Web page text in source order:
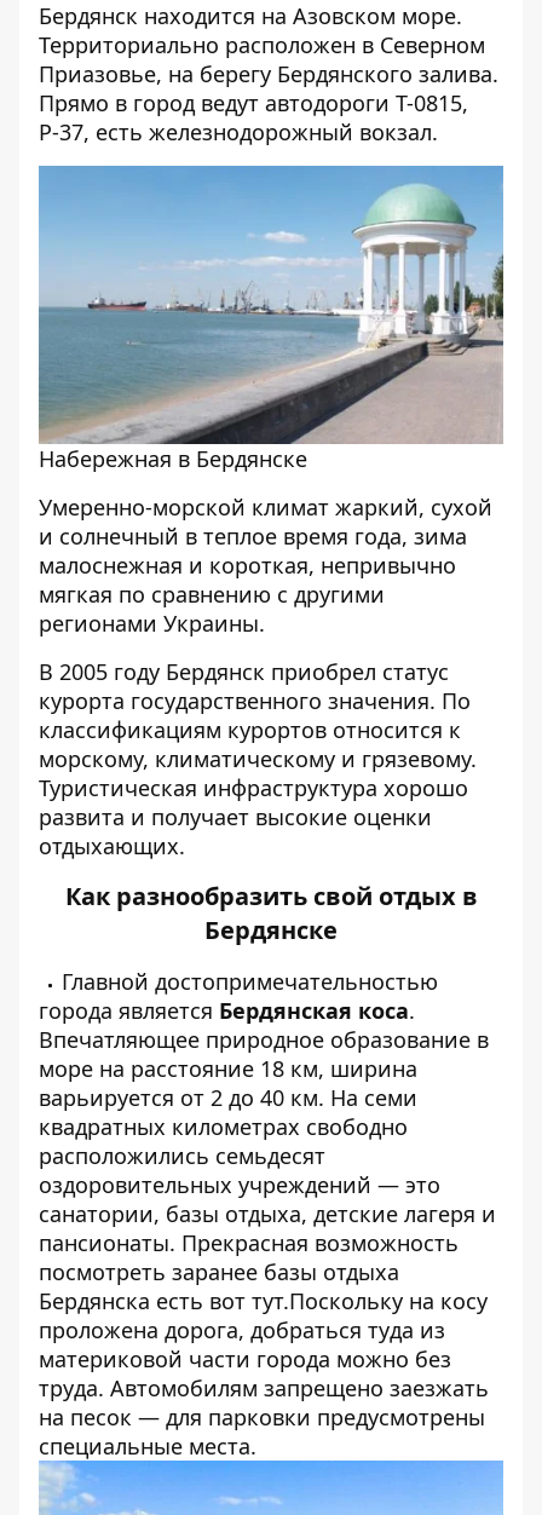
Бердянск находится на Азовском море.
Территориально расположен в Северном
Приазовье, на берегу Бердянского залива.
Прямо в город ведут автодороги Т-0815,
Р-37, есть железнодорожный вокзал.
Набережная в Бердянске
Умеренно-морской климат жаркий, сухой
и солнечный в теплое время года, зима
малоснежная и короткая, непривычно
мягкая по сравнению с другими
регионами Украины.
В 2005 году Бердянск приобрел статус
курорта государственного значения. По
классификациям курортов относится к
морскому, климатическому и грязевому.
Туристическая инфраструктура хорошо
развита и получает высокие оценки
отдыхающих.
Как разнообразить свой отдых в
Бердянске
Главной достопримечательностью
города является Бердянская коса.
Впечатляющее природное образование в
море на расстояние 18 км, ширина
варьируется от 2 до 40 км. На семи
квадратных километрах свободно
расположились семьдесят
оздоровительных учреждений — это
санатории, базы отдыха, детские лагеря и
пансионаты. Прекрасная возможность
посмотреть заранее базы отдыха
Бердянска есть вот тут.Поскольку на косу
проложена дорога, добраться туда из
материковой части города можно без
труда. Автомобилям запрещено заезжать
на песок — для парковки предусмотрены
специальные места.